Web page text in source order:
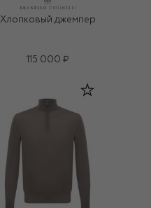
Хлопковый джемпер
115 000 ₽